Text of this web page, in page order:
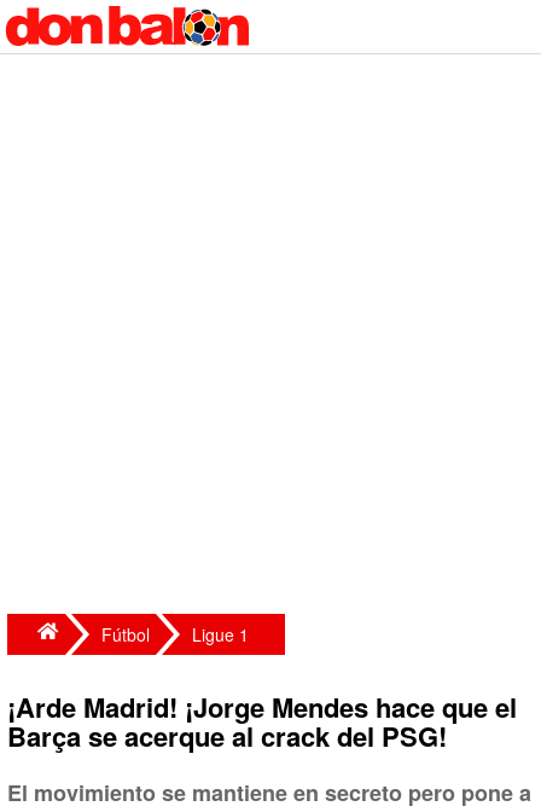
Fútbol Ligue 1
¡Arde Madrid! ¡Jorge Mendes hace que el
Barça se acerque al crack del PSG!
El movimiento se mantiene en secreto pero pone a